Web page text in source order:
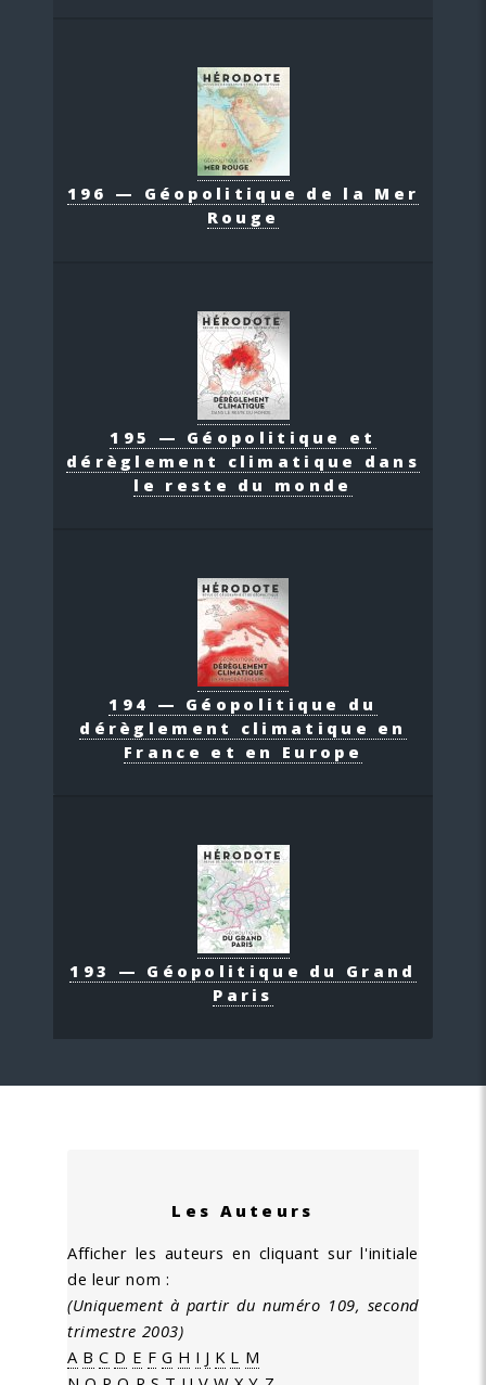
196 — Géopolitique de la Mer
Rouge
195 — Géopolitique et
dérèglement climatique dans
le reste du monde
194 — Géopolitique du
dérèglement climatique en
France et en Europe
193 — Géopolitique du Grand
Paris
Les Auteurs
Afficher les auteurs en cliquant sur l'initiale
de leur nom :
(Uniquement à partir du numéro 109, second
trimestre 2003)
A B C D E F G H I J K L M